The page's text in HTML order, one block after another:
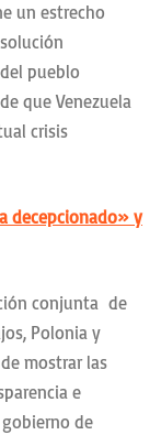
un estrecho
pueblo
que Venezuela
crisis
decepcionado» y
conjunta de
Polonia y
mostrar las
e
de